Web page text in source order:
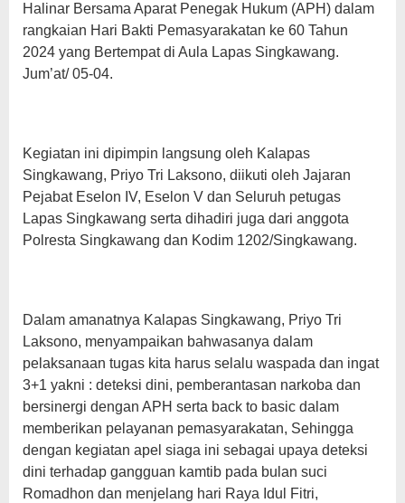
Halinar Bersama Aparat Penegak Hukum (APH) dalam
rangkaian Hari Bakti Pemasyarakatan ke 60 Tahun
2024 yang Bertempat di Aula Lapas Singkawang.
Jum’at/ 05-04.
Kegiatan ini dipimpin langsung oleh Kalapas
Singkawang, Priyo Tri Laksono, diikuti oleh Jajaran
Pejabat Eselon IV, Eselon V dan Seluruh petugas
Lapas Singkawang serta dihadiri juga dari anggota
Polresta Singkawang dan Kodim 1202/Singkawang.
Dalam amanatnya Kalapas Singkawang, Priyo Tri
Laksono, menyampaikan bahwasanya dalam
pelaksanaan tugas kita harus selalu waspada dan ingat
3+1 yakni : deteksi dini, pemberantasan narkoba dan
bersinergi dengan APH serta back to basic dalam
memberikan pelayanan pemasyarakatan, Sehingga
dengan kegiatan apel siaga ini sebagai upaya deteksi
dini terhadap gangguan kamtib pada bulan suci
Romadhon dan menjelang hari Raya Idul Fitri,